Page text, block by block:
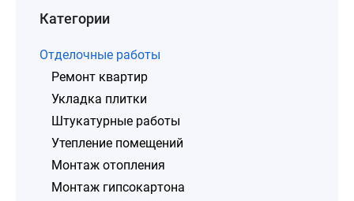
Категории
Отделочные работы
Ремонт квартир
Укладка плитки
Штукатурные работы
Утепление помещений
Монтаж отопления
Монтаж гипсокартона